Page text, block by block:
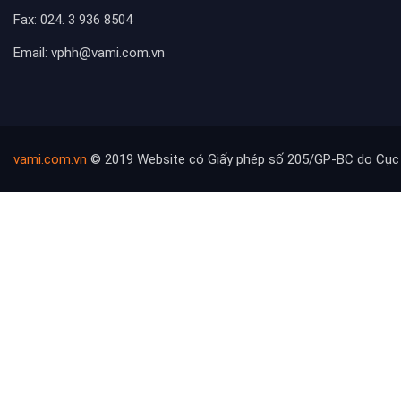
Fax: 024. 3 936 8504
Email: vphh@vami.com.vn
vami.com.vn © 2019 Website có Giấy phép số 205/GP-BC do